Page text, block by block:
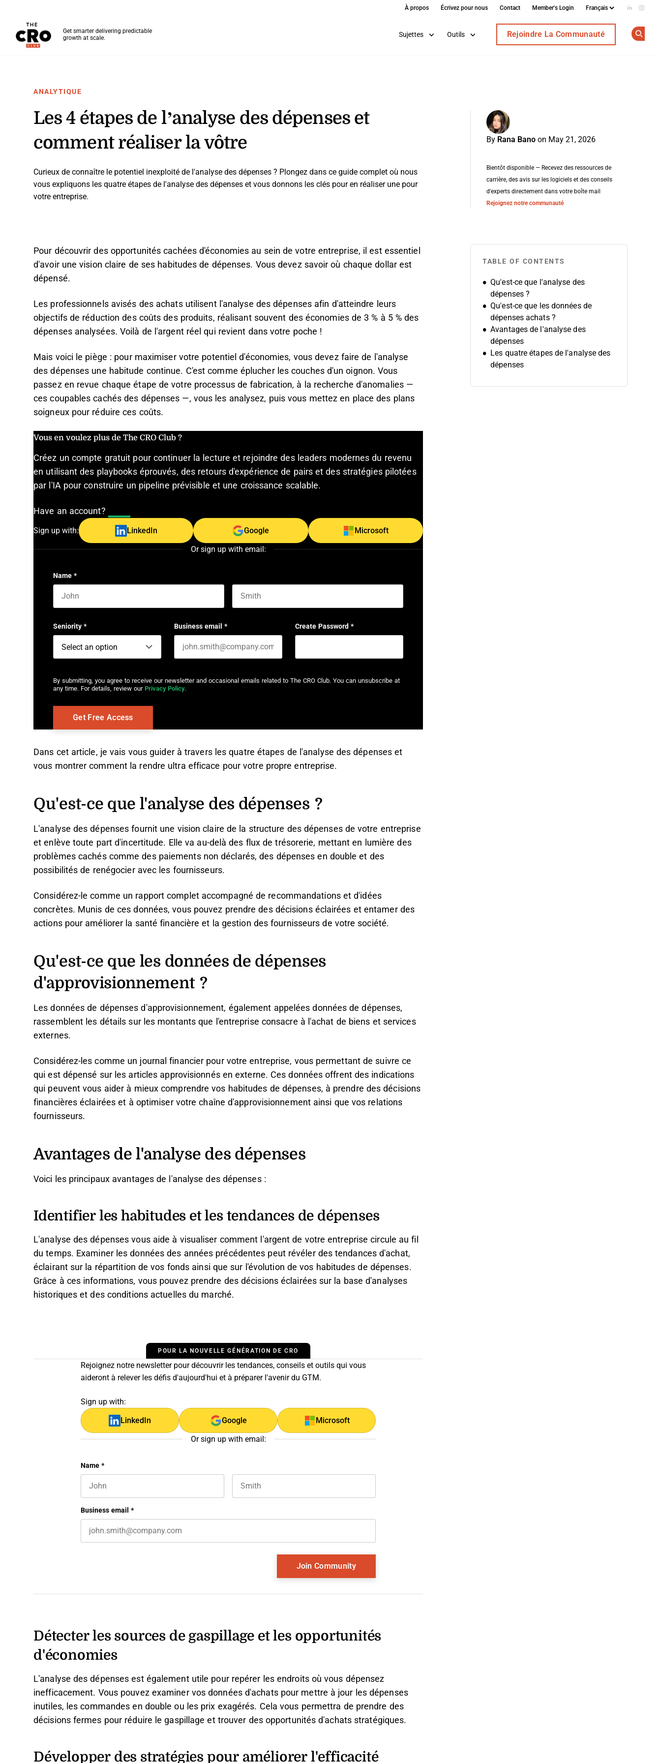
À propos Écrivez pour nous Contact Member's Login Add us
Get smarter delivering predictable
growth at scale.
Sujettes Outils Rejoindre La Communauté
ANALYTIQUE
Les 4 étapes de l’analyse des dépenses et
comment réaliser la vôtre
By Rana Bano on May 21, 2026
Bientôt disponible — Recevez des ressources de
carrière, des avis sur les logiciels et des conseils
d'experts directement dans votre boîte mail
Rejoignez notre communauté
Curieux de connaître le potentiel inexploité de l'analyse des dépenses ? Plongez dans ce guide complet où nous
vous expliquons les quatre étapes de l'analyse des dépenses et vous donnons les clés pour en réaliser une pour
votre entreprise.
Pour découvrir des opportunités cachées d'économies au sein de votre entreprise, il est essentiel
d'avoir une vision claire de ses habitudes de dépenses. Vous devez savoir où chaque dollar est
dépensé.
Les professionnels avisés des achats utilisent l'analyse des dépenses afin d'atteindre leurs
objectifs de réduction des coûts des produits, réalisant souvent des économies de 3 % à 5 % des
dépenses analysées. Voilà de l'argent réel qui revient dans votre poche !
Mais voici le piège : pour maximiser votre potentiel d'économies, vous devez faire de l'analyse
des dépenses une habitude continue. C'est comme éplucher les couches d'un oignon. Vous
passez en revue chaque étape de votre processus de fabrication, à la recherche d'anomalies —
ces coupables cachés des dépenses —, vous les analysez, puis vous mettez en place des plans
soigneux pour réduire ces coûts.
Vous en voulez plus de The CRO Club ?
Créez un compte gratuit pour continuer la lecture et rejoindre des leaders modernes du revenu
en utilisant des playbooks éprouvés, des retours d'expérience de pairs et des stratégies pilotées
par l'IA pour construire un pipeline prévisible et une croissance scalable.
Have an account?
Sign up with: LinkedIn Google Microsoft
Or sign up with email:
Name *
Seniority * Business email * Create Password *
By submitting, you agree to receive our newsletter and occasional emails related to The CRO Club. You can unsubscribe at
any time. For details, review our Privacy Policy.
Dans cet article, je vais vous guider à travers les quatre étapes de l'analyse des dépenses et
vous montrer comment la rendre ultra efficace pour votre propre entreprise.
Qu'est-ce que l'analyse des dépenses ?
L'analyse des dépenses fournit une vision claire de la structure des dépenses de votre entreprise
et enlève toute part d'incertitude. Elle va au-delà des flux de trésorerie, mettant en lumière des
problèmes cachés comme des paiements non déclarés, des dépenses en double et des
possibilités de renégocier avec les fournisseurs.
Considérez-le comme un rapport complet accompagné de recommandations et d'idées
concrètes. Munis de ces données, vous pouvez prendre des décisions éclairées et entamer des
actions pour améliorer la santé financière et la gestion des fournisseurs de votre société.
Qu'est-ce que les données de dépenses
d'approvisionnement ?
Les données de dépenses d'approvisionnement, également appelées données de dépenses,
rassemblent les détails sur les montants que l'entreprise consacre à l'achat de biens et services
externes.
Considérez-les comme un journal financier pour votre entreprise, vous permettant de suivre ce
qui est dépensé sur les articles approvisionnés en externe. Ces données offrent des indications
qui peuvent vous aider à mieux comprendre vos habitudes de dépenses, à prendre des décisions
financières éclairées et à optimiser votre chaîne d'approvisionnement ainsi que vos relations
fournisseurs.
Avantages de l'analyse des dépenses
Voici les principaux avantages de l'analyse des dépenses :
Identifier les habitudes et les tendances de dépenses
L'analyse des dépenses vous aide à visualiser comment l'argent de votre entreprise circule au fil
du temps. Examiner les données des années précédentes peut révéler des tendances d'achat,
éclairant sur la répartition de vos fonds ainsi que sur l'évolution de vos habitudes de dépenses.
Grâce à ces informations, vous pouvez prendre des décisions éclairées sur la base d'analyses
historiques et des conditions actuelles du marché.
POUR LA NOUVELLE GÉNÉRATION DE CRO
Rejoignez notre newsletter pour découvrir les tendances, conseils et outils qui vous
aideront à relever les défis d'aujourd'hui et à préparer l'avenir du GTM.
Sign up with:
LinkedIn Google Microsoft
Or sign up with email:
Facebook
This field is for validation purposes and should be left unchanged.
Name *
Business email *
Détecter les sources de gaspillage et les opportunités
d'économies
L'analyse des dépenses est également utile pour repérer les endroits où vous dépensez
inefficacement. Vous pouvez examiner vos données d'achats pour mettre à jour les dépenses
inutiles, les commandes en double ou les prix exagérés. Cela vous permettra de prendre des
décisions fermes pour réduire le gaspillage et trouver des opportunités d'achats stratégiques.
Développer des stratégies pour améliorer l'efficacité
TABLE OF CONTENTS
Qu'est-ce que l'analyse des
dépenses ?
Qu'est-ce que les données de
dépenses achats ?
Avantages de l'analyse des
dépenses
Les quatre étapes de l'analyse des
dépenses
d'analyse des dépenses